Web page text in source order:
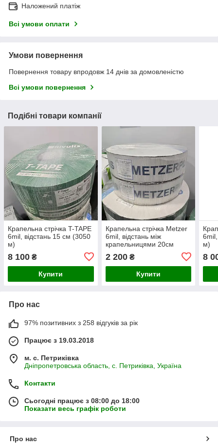
Наложений платіж
Всі умови оплати
Умови повернення
Повернення товару впродовж 14 днів за домовленістю
Всі умови повернення
Подібні товари компанії
Крапельна стрічка T-TAPE
6mil, відстань 15 см (3050
м)
8 100 ₴
Купити
Крапельна стрічка Metzer
6mil, відстань між
крапельницями 20см
2 200₴
Купити
м)
8
Про нас
97% позитивних з 258 відгуків за рік
Працює з 19.03.2018
м. с. Петриківка
Дніпропетровська область, с. Петриківка, Україна
Контакти
Сьогодні працює з 08:00 до 18:00
Показати весь графік роботи
Про нас